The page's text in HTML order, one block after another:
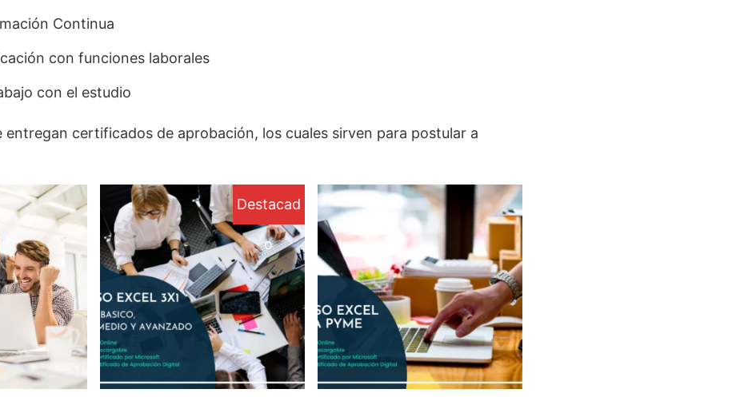
Continua
con funciones laborales
con el estudio
entregan certificados de aprobación, los cuales sirven para postular a
Destacad
o